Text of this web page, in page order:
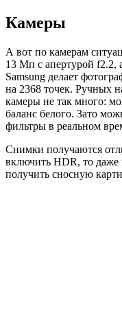
Камеры
А вот по камерам
13 Мп с апертурой f2.2,
Samsung делает
на 2368 точек. Ручных
камеры не так много:
баланс белого. Зато
фильтры в реальном
Снимки получаются
включить HDR, то
получить сносную